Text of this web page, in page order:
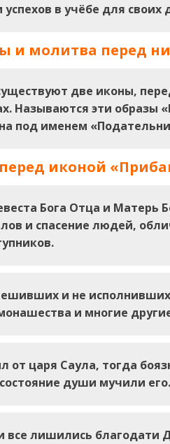
в учёбе для своих
и молитва перед
две иконы,
Называются эти образы
под именем
иконой
Бога От­ца и Матерь
и спа­сение людей,
и не
и многие
от царя Саула, тогда
души мучили его.
лишились благодати